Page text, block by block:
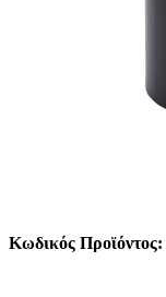
Κωδικός Προϊόντος: